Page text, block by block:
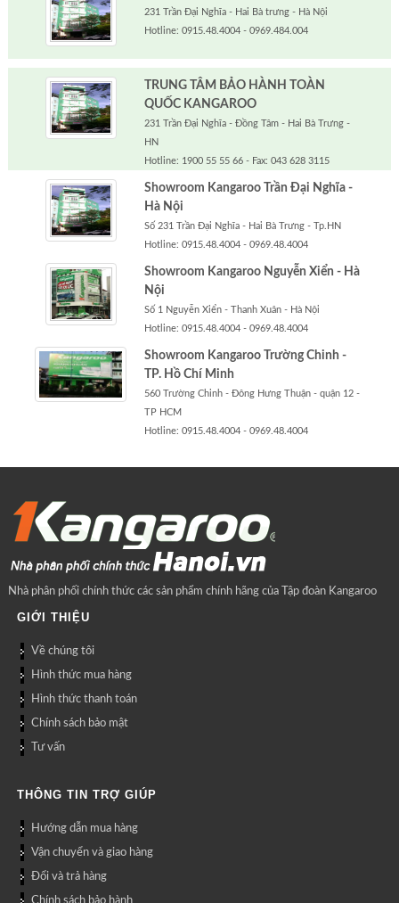
231 Trần Đại Nghĩa - Hai Bà trưng - Hà Nội
Hotline: 0915.48.4004 - 0969.484.004
TRUNG TÂM BẢO HÀNH TOÀN
QUỐC KANGAROO
231 Trần Đại Nghĩa - Đồng Tâm - Hai Bà Trưng -
HN
Hotline: 1900 55 55 66 - Fax: 043 628 3115
Showroom Kangaroo Trần Đại Nghĩa -
Hà Nội
Số 231 Trần Đại Nghĩa - Hai Bà Trưng - Tp.HN
Hotline: 0915.48.4004 - 0969.48.4004
Showroom Kangaroo Nguyễn Xiển - Hà
Nội
Số 1 Nguyễn Xiển - Thanh Xuân - Hà Nội
Hotline: 0915.48.4004 - 0969.48.4004
Showroom Kangaroo Trường Chinh -
TP. Hồ Chí Minh
560 Trường Chinh - Đông Hưng Thuận - quận 12 -
TP HCM
Hotline: 0915.48.4004 - 0969.48.4004
Nhà phân phối chính thức các sản phẩm chính hãng của Tập đoàn Kangaroo
GIỚI THIỆU
Về chúng tôi
Hình thức mua hàng
Hình thức thanh toán
Chính sách bảo mật
Tư vấn
THÔNG TIN TRỢ GIÚP
Hướng dẫn mua hàng
Vận chuyển và giao hàng
Đổi và trả hàng
Chính sách bảo hành